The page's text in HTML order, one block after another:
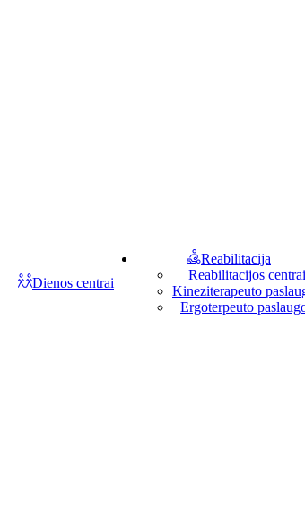
Dienos centrai
Reabilitacija
Reabilitacijos centrai
Kineziterapeuto
Ergoterpeuto